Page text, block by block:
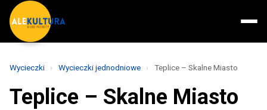
Wycieczki › Wycieczki jednodniowe › Teplice – Skalne Miasto
Teplice – Skalne Miasto